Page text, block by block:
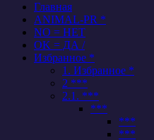
Главная
ANIMAL-PR *
NO = НЕТ
OK = ДА /
Избранное *
1. Избранное *
2 ***
2.1. ***
***
***
***